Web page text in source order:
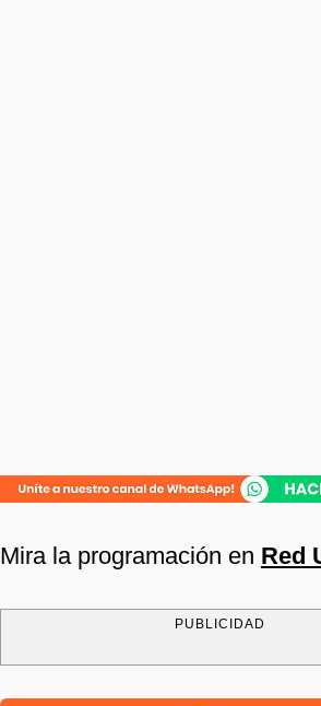
Mira la programación en Red
PUBLICIDAD